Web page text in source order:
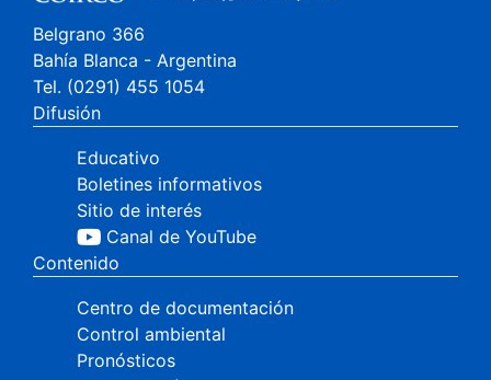
Belgrano 366
Bahía Blanca - Argentina
Tel. (0291) 455 1054
Difusión
Educativo
Boletines informativos
Sitio de interés
Canal de YouTube
Contenido
Centro de documentación
Control ambiental
Pronósticos